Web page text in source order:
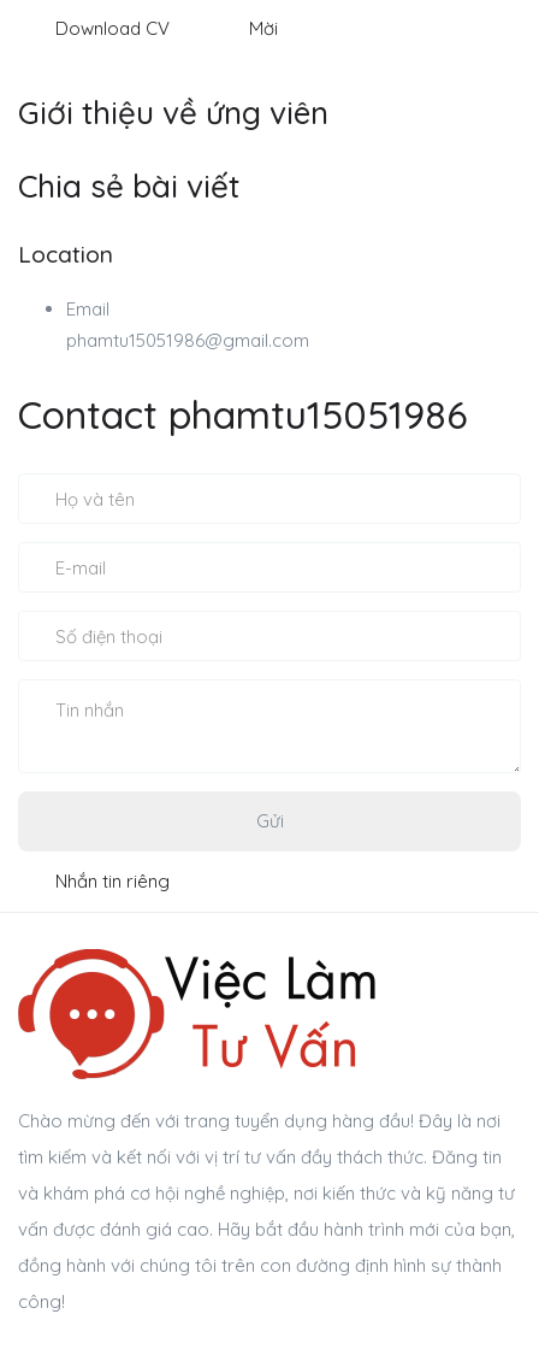
Download CV Mời
Giới thiệu về ứng viên
Chia sẻ bài viết
Location
Email
phamtu15051986@gmail.com
Contact phamtu15051986
Gửi
Nhắn tin riêng
Chào mừng đến với trang tuyển dụng hàng đầu! Đây là nơi
tìm kiếm và kết nối với vị trí tư vấn đầy thách thức. Đăng tin
và khám phá cơ hội nghề nghiệp, nơi kiến thức và kỹ năng tư
vấn được đánh giá cao. Hãy bắt đầu hành trình mới của bạn,
đồng hành với chúng tôi trên con đường định hình sự thành
công!